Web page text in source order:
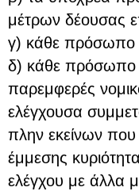
μέτρων δέουσας
γ) κάθε πρόσωπο
δ) κάθε πρόσωπο
παρεμφερές
ελέγχουσα
πλην εκείνων
έμμεσης
ελέγχου με άλλα